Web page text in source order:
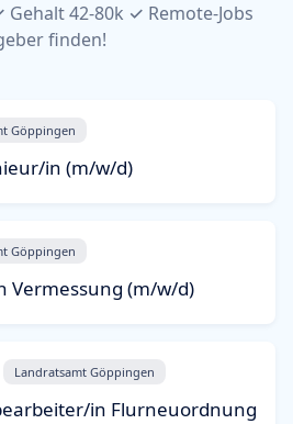
42-80k ✓ Remote-Jobs
finden!
Göppingen
in (m/w/d)
Göppingen
Vermessung (m/w/d)
Landratsamt Göppingen
in Flurneuordnung